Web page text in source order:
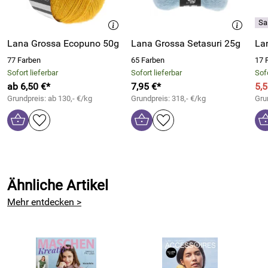
Lana Grossa Ecopuno 50g
77 Farben
Sofort lieferbar
ab 6,50 €*
Grundpreis: ab 130,- €/kg
Lana Grossa Setasuri 25g
65 Farben
Sofort lieferbar
7,95 €*
Grundpreis: 318,- €/kg
17
Ähnliche Artikel
Mehr entdecken >